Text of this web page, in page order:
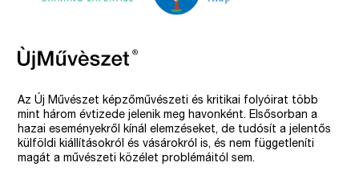
Az Új Művészet képzőművészeti és kritikai folyóirat több
mint három évtizede jelenik meg havonként. Elsősorban a
hazai eseményekről kínál elemzéseket, de tudósít a jelentős
külföldi kiállításokról és vásárokról is, és nem függetleníti
magát a művészeti közélet problémáitól sem.